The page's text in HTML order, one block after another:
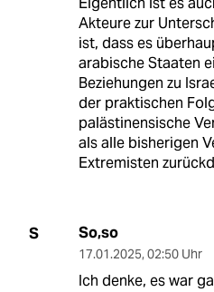
Akteure zur
ist, dass es
arabische Staaten
Beziehungen zu
der praktischen
palästinensische
als alle bisherigen
Extremisten
S So,so
17.01.2025, 02:50 Uhr
Ich denke, es war